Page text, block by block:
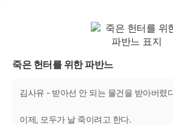
죽은 헌터를 위한 파반느
김사유 - 받아선 안 되는 물건을 받아버렸
이제, 모두가 날 죽이려고 한다.